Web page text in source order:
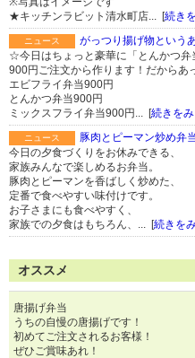
★キッチンラビット清水町店... [続き
ニュース
がっつり揚げ物という
☆今日はちょっと豪華に「とんかつ弁
900円ご注文から作ります！だからあ
エビフライ弁当900円
とんかつ弁当900円
ミックスフライ弁当900円... [続きを
ニュース
豚肉とピーマン炒め弁
今日の夕食づくりをお休みできる、
家族みんなで楽しめるお弁当。
豚肉とピーマンを香ばしく炒めた、
定番で食べやすい味付けです。
お子さまにも食べやすく、
家族での夕食はもちろん、... [続きを
オススメ
唐揚げ弁当
うちの自慢の唐揚げです！
初めてご注文されるお客様！
ぜひご賞味あれ！